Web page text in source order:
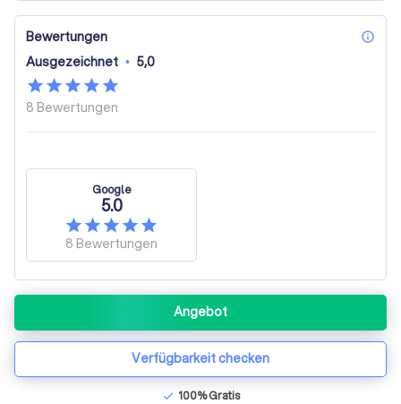
Bewertungen
Ausgezeichnet • 5,0
8 Bewertungen
Google
5.0
8 Bewertungen
Angebot
Verfügbarkeit checken
check 100% Gratis